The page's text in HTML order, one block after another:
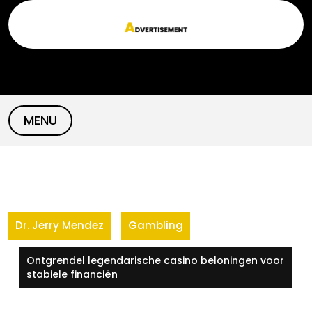
Skip
content
MENU
Dr. Jerry Mendez Gambling
Ontgrendel legendarische casino beloningen voor
stabiele financiën